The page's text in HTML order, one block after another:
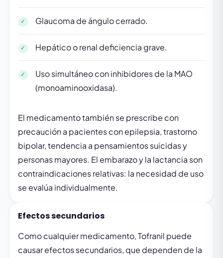
Glaucoma de ángulo cerrado.
Hepático o renal deficiencia grave.
Uso simultáneo con inhibidores de la MAO
(monoaminooxidasa).
El medicamento también se prescribe con
precaución a pacientes con epilepsia, trastorno
bipolar, tendencia a pensamientos suicidas y
personas mayores. El embarazo y la lactancia son
contraindicaciones relativas: la necesidad de uso
se evalúa individualmente.
Efectos secundarios
Como cualquier medicamento, Tofranil puede
causar efectos secundarios, que dependen de la